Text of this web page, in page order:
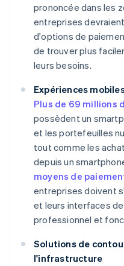
prononcée dans les
entreprises
d'options de
de trouver plus
leurs besoins.
Expériences
Plus de 69 millions
possèdent un
et les portefeuilles
tout comme les
depuis un
moyens de
entreprises doivent
et leurs interfaces
professionnel et
Solutions de
l'infrastructure